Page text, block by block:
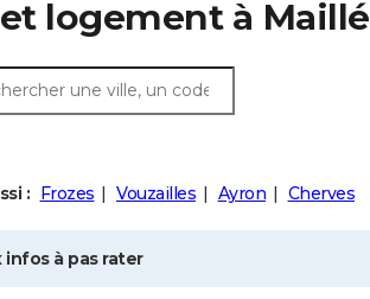
logement à Maillé
: Frozes Vouzailles Ayron Cherves
infos à pas rater